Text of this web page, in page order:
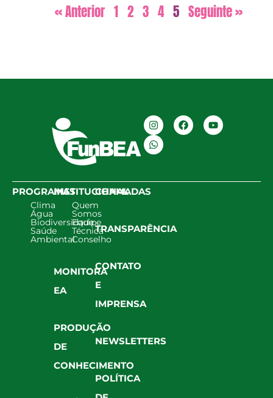
« Anterior 1 2 3 4 5 Seguinte »
PROGRAMAS
Clima
Água
Biodiversidade
Saúde
Ambiental
INSTITUCIONAL
Quem
Somos
Equipe
Técnica
Conselho
MONITORA
EA
PRODUÇÃO
DE
CONHECIMENTO
CHAMADAS
TRANSPARÊNCIA
CONTATO
E
IMPRENSA
NEWSLETTERS
POLÍTICA